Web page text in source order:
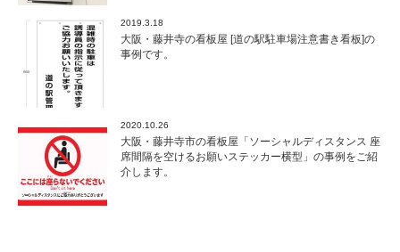
2019.3.18
大阪・藤井寺の看板屋 [道の駅駐車場注意書き看板]の
事例です。
2020.10.26
大阪・藤井寺市の看板屋「ソーシャルディスタンス 座
席間隔を空けるお願いステッカー横型」の事例をご紹
介します。